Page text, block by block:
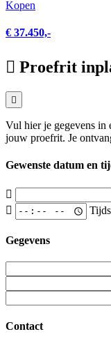
Kopen
€ 37.450,-
Proefrit
Vul hier je gegevens in
jouw proefrit. Je
Gewenste datum en
Gegevens
Contact